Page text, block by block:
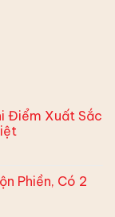
Điểm Xuất Sắc
Phiền, Có 2